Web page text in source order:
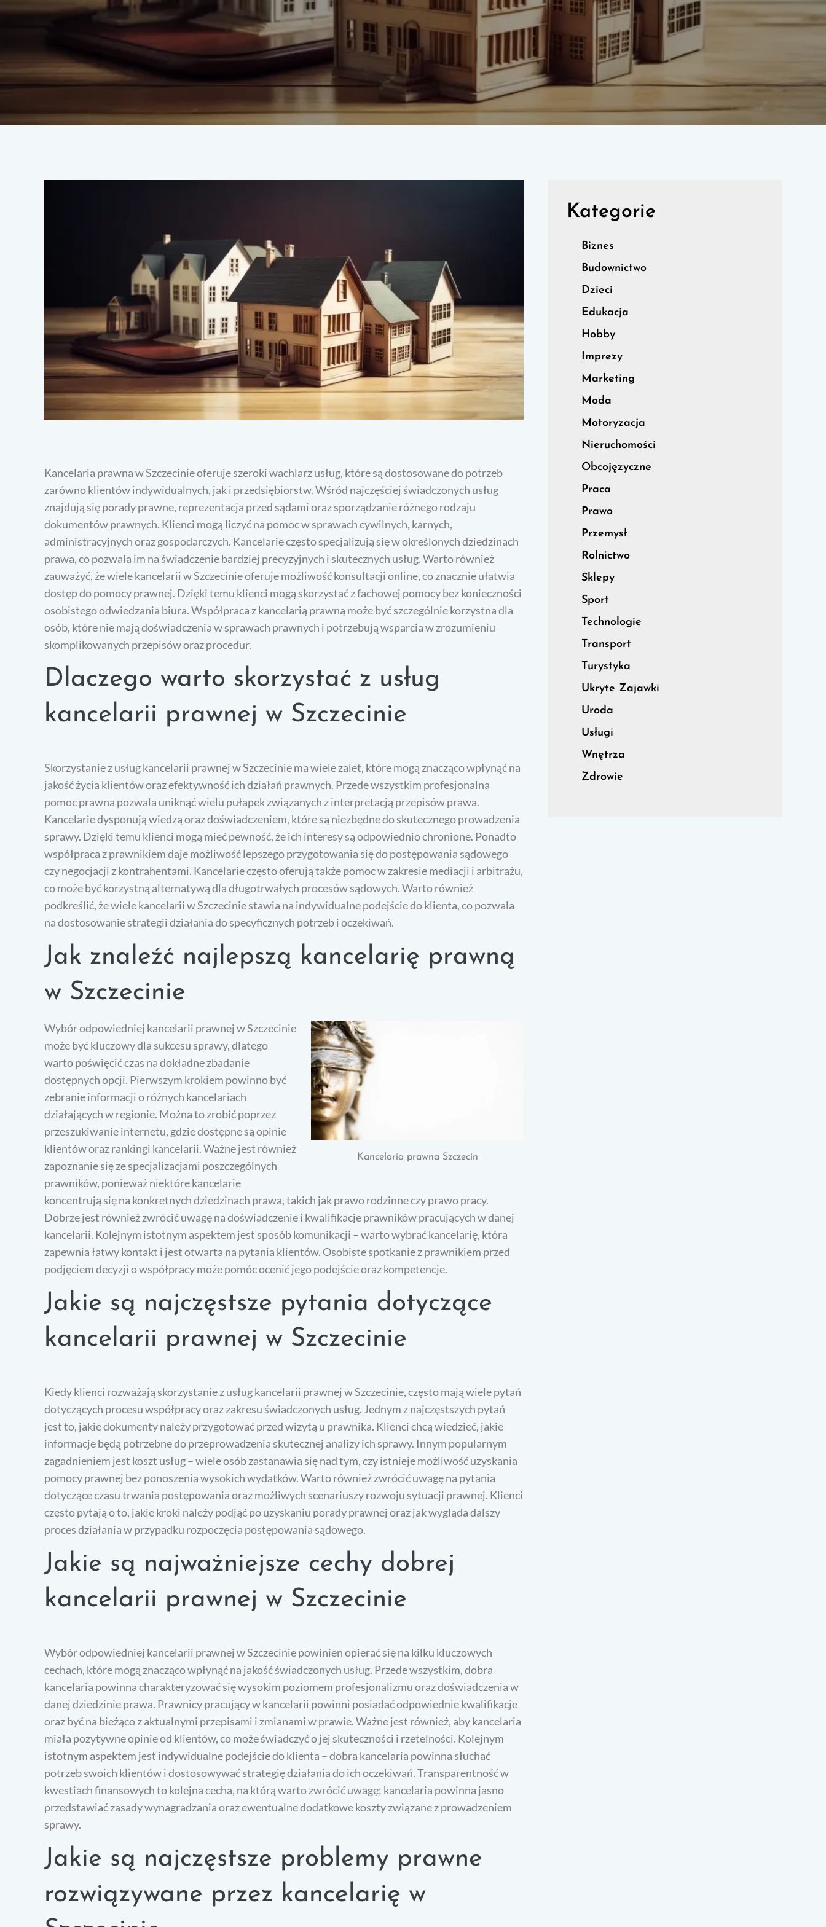
Kancelaria prawna w Szczecinie oferuje szeroki wachlarz usług, które są dostosowane do potrzeb
zarówno klientów indywidualnych, jak i przedsiębiorstw. Wśród najczęściej świadczonych usług
znajdują się porady prawne, reprezentacja przed sądami oraz sporządzanie różnego rodzaju
dokumentów prawnych. Klienci mogą liczyć na pomoc w sprawach cywilnych, karnych,
administracyjnych oraz gospodarczych. Kancelarie często specjalizują się w określonych dziedzinach
prawa, co pozwala im na świadczenie bardziej precyzyjnych i skutecznych usług. Warto również
zauważyć, że wiele kancelarii w Szczecinie oferuje możliwość konsultacji online, co znacznie ułatwia
dostęp do pomocy prawnej. Dzięki temu klienci mogą skorzystać z fachowej pomocy bez konieczności
osobistego odwiedzania biura. Współpraca z kancelarią prawną może być szczególnie korzystna dla
osób, które nie mają doświadczenia w sprawach prawnych i potrzebują wsparcia w zrozumieniu
skomplikowanych przepisów oraz procedur.
Dlaczego warto skorzystać z usług
kancelarii prawnej w Szczecinie
Skorzystanie z usług kancelarii prawnej w Szczecinie ma wiele zalet, które mogą znacząco wpłynąć na
jakość życia klientów oraz efektywność ich działań prawnych. Przede wszystkim profesjonalna
pomoc prawna pozwala uniknąć wielu pułapek związanych z interpretacją przepisów prawa.
Kancelarie dysponują wiedzą oraz doświadczeniem, które są niezbędne do skutecznego prowadzenia
sprawy. Dzięki temu klienci mogą mieć pewność, że ich interesy są odpowiednio chronione. Ponadto
współpraca z prawnikiem daje możliwość lepszego przygotowania się do postępowania sądowego
czy negocjacji z kontrahentami. Kancelarie często oferują także pomoc w zakresie mediacji i arbitrażu,
co może być korzystną alternatywą dla długotrwałych procesów sądowych. Warto również
podkreślić, że wiele kancelarii w Szczecinie stawia na indywidualne podejście do klienta, co pozwala
na dostosowanie strategii działania do specyficznych potrzeb i oczekiwań.
Jak znaleźć najlepszą kancelarię prawną
w Szczecinie
Kancelaria prawna Szczecin
Wybór odpowiedniej kancelarii prawnej w Szczecinie
może być kluczowy dla sukcesu sprawy, dlatego
warto poświęcić czas na dokładne zbadanie
dostępnych opcji. Pierwszym krokiem powinno być
zebranie informacji o różnych kancelariach
działających w regionie. Można to zrobić poprzez
przeszukiwanie internetu, gdzie dostępne są opinie
klientów oraz rankingi kancelarii. Ważne jest również
zapoznanie się ze specjalizacjami poszczególnych
prawników, ponieważ niektóre kancelarie
koncentrują się na konkretnych dziedzinach prawa, takich jak prawo rodzinne czy prawo pracy.
Dobrze jest również zwrócić uwagę na doświadczenie i kwalifikacje prawników pracujących w danej
kancelarii. Kolejnym istotnym aspektem jest sposób komunikacji – warto wybrać kancelarię, która
zapewnia łatwy kontakt i jest otwarta na pytania klientów. Osobiste spotkanie z prawnikiem przed
podjęciem decyzji o współpracy może pomóc ocenić jego podejście oraz kompetencje.
Jakie są najczęstsze pytania dotyczące
kancelarii prawnej w Szczecinie
Kiedy klienci rozważają skorzystanie z usług kancelarii prawnej w Szczecinie, często mają wiele pytań
dotyczących procesu współpracy oraz zakresu świadczonych usług. Jednym z najczęstszych pytań
jest to, jakie dokumenty należy przygotować przed wizytą u prawnika. Klienci chcą wiedzieć, jakie
informacje będą potrzebne do przeprowadzenia skutecznej analizy ich sprawy. Innym popularnym
zagadnieniem jest koszt usług – wiele osób zastanawia się nad tym, czy istnieje możliwość uzyskania
pomocy prawnej bez ponoszenia wysokich wydatków. Warto również zwrócić uwagę na pytania
dotyczące czasu trwania postępowania oraz możliwych scenariuszy rozwoju sytuacji prawnej. Klienci
często pytają o to, jakie kroki należy podjąć po uzyskaniu porady prawnej oraz jak wygląda dalszy
proces działania w przypadku rozpoczęcia postępowania sądowego.
Jakie są najważniejsze cechy dobrej
kancelarii prawnej w Szczecinie
Wybór odpowiedniej kancelarii prawnej w Szczecinie powinien opierać się na kilku kluczowych
cechach, które mogą znacząco wpłynąć na jakość świadczonych usług. Przede wszystkim, dobra
kancelaria powinna charakteryzować się wysokim poziomem profesjonalizmu oraz doświadczenia w
danej dziedzinie prawa. Prawnicy pracujący w kancelarii powinni posiadać odpowiednie kwalifikacje
oraz być na bieżąco z aktualnymi przepisami i zmianami w prawie. Ważne jest również, aby kancelaria
miała pozytywne opinie od klientów, co może świadczyć o jej skuteczności i rzetelności. Kolejnym
istotnym aspektem jest indywidualne podejście do klienta – dobra kancelaria powinna słuchać
potrzeb swoich klientów i dostosowywać strategię działania do ich oczekiwań. Transparentność w
kwestiach finansowych to kolejna cecha, na którą warto zwrócić uwagę; kancelaria powinna jasno
przedstawiać zasady wynagradzania oraz ewentualne dodatkowe koszty związane z prowadzeniem
sprawy.
Jakie są najczęstsze problemy prawne
rozwiązywane przez kancelarię w
Kategorie
Biznes
Budownictwo
Dzieci
Edukacja
Hobby
Imprezy
Marketing
Moda
Motoryzacja
Nieruchomości
Obcojęzyczne
Praca
Prawo
Przemysł
Rolnictwo
Sklepy
Sport
Technologie
Transport
Turystyka
Ukryte Zajawki
Uroda
Usługi
Wnętrza
Zdrowie